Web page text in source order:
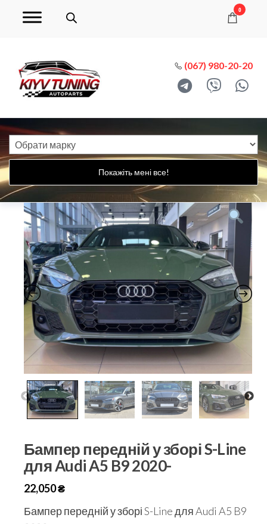
0
(067) 980-20-20
Покажіть мені все!
Бампер передній у зборі S-Line
для Audi A5 B9 2020-
22,050₴
Бампер передній у зборі S-Line для Audi A5 B9